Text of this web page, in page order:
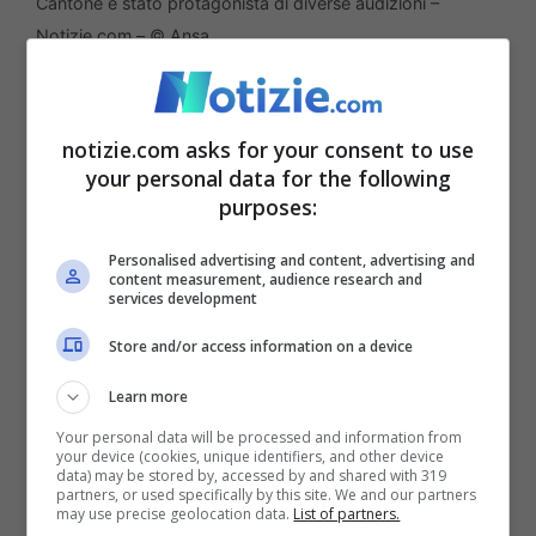
Notizie.com – © Ansa
Le indagini della Procura di Perugia
proseguono nel massimo riserbo.Le
audizioni di Cantone e Melillo sono servite
mandanti dietro le indagini autorizzate da
Striano. Ad oggi, infatti, si è capito che il
finanziere non si è mosso da solo e per
questo motivo si dovrà identificare tutti i
profili coinvolti nel dossieraggio.
Si tratta di un primo passaggio
notizie.com asks for your consent to use
your personal data for the following
purposes:
Personalised advertising and content, advertising and
content measurement, audience research and
services development
Store and/or access information on a device
Learn more
Your personal data will be processed and information from
your device (cookies, unique identifiers, and other device
data) may be stored by, accessed by and shared with 319
partners, or used specifically by this site. We and our partners
may use precise geolocation data. List of partners.